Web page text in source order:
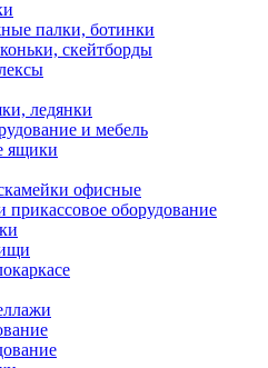
палки, ботинки
скейтборды
ледянки
и мебель
ящики
офисные
прикассовое оборудование